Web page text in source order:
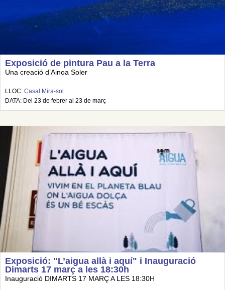
Exposició de pintura Pau a la Terra
Una creació d’Ainoa Soler
LLOC: Casal Mira-sol
DATA: Del 23 de febrer al 23 de març
Exposició: "L’aigua allà i aquí" i Inauguració
Dimarts 17 març a les 18:30h
Inauguració DIMARTS 17 MARÇ A LES 18:30H